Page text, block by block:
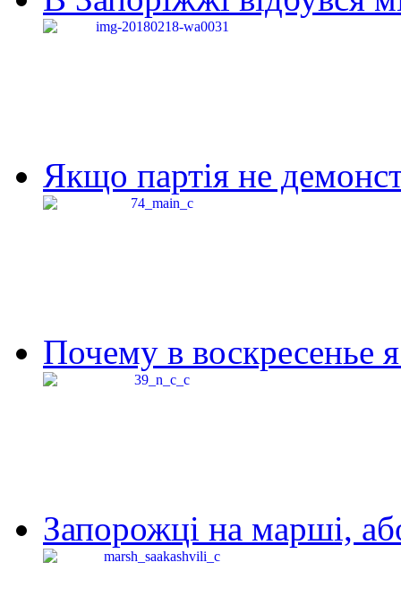
Якщо партія не
Почему в воскресенье
Запорожці на марші,